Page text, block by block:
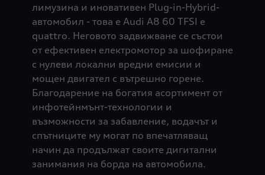
лимузина и иновативен Plug-in-Hybrid-
автомобил - това е Audi A8 60 TFSI e
quattro. Неговото задвижване се състои
от ефективен електромотор за шофиране
с нулеви локални вредни емисии и
мощен двигател с вътрешно горене.
Благодарение на богатия асортимент от
инфотейнмънт-технологии и
възможности за забавление, водачът и
спътниците му могат по впечатляващ
начин да продължат своите дигитални
занимания на борда на автомобила.